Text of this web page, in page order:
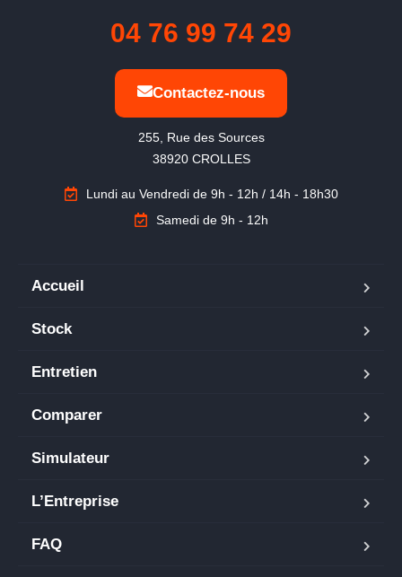
04 76 99 74 29
Contactez-nous
255, Rue des Sources
38920 CROLLES
Lundi au Vendredi de 9h - 12h / 14h - 18h30
Samedi de 9h - 12h
Accueil
Stock
Entretien
Comparer
Simulateur
L’Entreprise
FAQ